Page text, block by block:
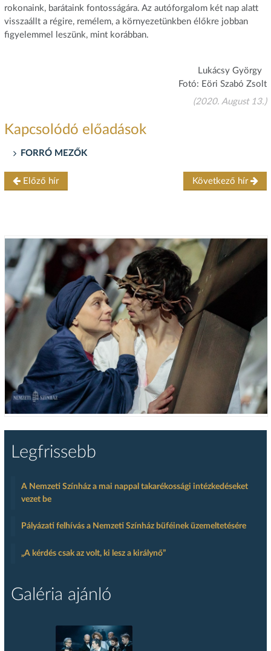
rokonaink, barátaink fontosságára. Az autóforgalom két nap alatt
visszaállt a régire, remélem, a környezetünkben élőkre jobban
figyelemmel leszünk, mint korábban.
Lukácsy György
Fotó: Eöri Szabó Zsolt
(2020. August 13.)
Kapcsolódó előadások
FORRÓ MEZŐK
Előző hír Következő hír
Legfrissebb
A Nemzeti Színház a mai nappal takarékossági intézkedéseket
vezet be
Pályázati felhívás a Nemzeti Színház büféinek üzemeltetésére
„A kérdés csak az volt, ki lesz a királynő”
Galéria ajánló